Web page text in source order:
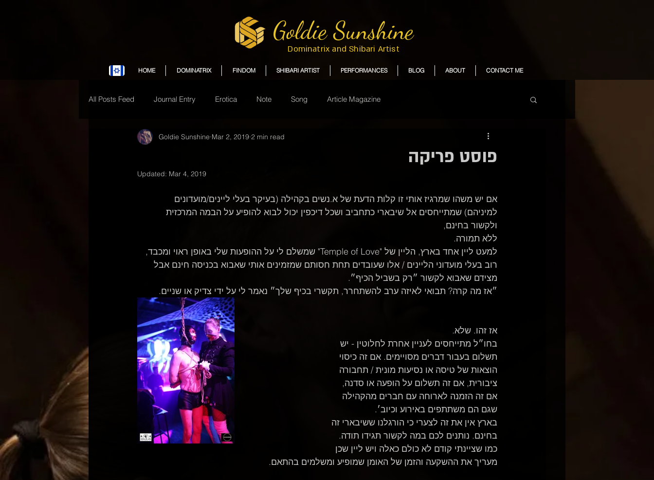
Goldie Sunshine
Dominatrix and Shibari Artist
HOME DOMINATRIX FINDOM SHIBARI ARTIST PERFORMANCES BLOG ABOUT CONTACT ME
All Posts Feed Journal Entry Erotica Note Song Article Magazine
פוסט פריקה
Goldie Sunshine Mar 2, 2019 2 min read
Updated: Mar 4, 2019
אם יש משהו שמרגיז אותי זו קלות הדעת של א.נשים בקהילה (בעיקר בעלי ליינים/מועדונים
למיניהם) שמתייחסים אל שיבארי כתחביב ושכל דיכפין יכול לבוא להופיע על הבמה המרכזית
ולקשור בחינם,
ללא תמורה.
למעט ליין אחד בארץ, הליין של "Temple of Love" שמשלם לי על ההופעות שלי באופן ראוי ומכבד,
רוב בעלי מועדוני הליינים / אלו שעובדים תחת חסותם שמזמינים אותי שאבוא בכניסה חינם אבל
מצידם שאבוא לקשור ״רק בשביל הכיף״.
״אז מה קרה? תבואי לאיזה ערב להשתחרר, תקשרי בכיף שלך״ נאמר לי על ידי צדיק או שניים.
אז זהו. שלא.
בחו״ל מתייחסים לעניין אחרת לחלוטין - יש
תשלום בעבור דברים מסויימים. אם זה כיסוי
הוצאות של טיסה או נסיעות מונית / תחבורה
ציבורית, אם זה תשלום על הופעה או סדנה,
אם זה הזמנה לארוחה עם חברים מהקהילה
שגם הם משתתפים באירוע וכיוב׳.
בארץ אין את זה לצערי כי הורגלנו ששיבארי זה
בחינם. נותנים לכם במה לקשור תגידו תודה.
כמו שציינתי קודם לא כולם כאלה ויש ליין שכן
מעריך את ההשקעה והזמן של האומן שמופיע ומשלמים בהתאם.